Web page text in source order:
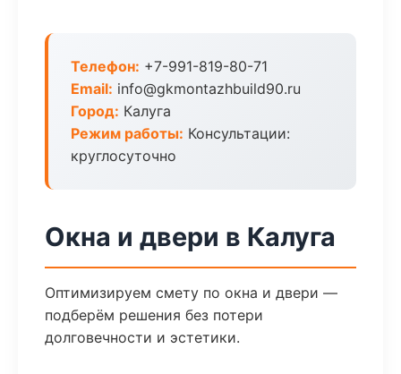
Телефон: +7-991-819-80-71
Email: info@gkmontazhbuild90.ru
Город: Калуга
Режим работы: Консультации:
круглосуточно
Окна и двери в Калуга
Оптимизируем смету по окна и двери —
подберём решения без потери
долговечности и эстетики.